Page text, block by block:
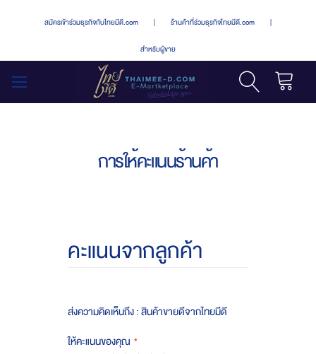
สมัครเข้าร่วมธุรกิจกับไทยมีดี.com | ร้านค้าที่ร่วมธุรกิจไทยมีดี.com |
สำหรับผู้ขาย
การให้คะแนนร้านค้า
คะแนนจากลูกค้า
ส่งความคิดเห็นถึง : สินค้าขายดีจากไทยมีดี
ให้คะแนนของคุณ